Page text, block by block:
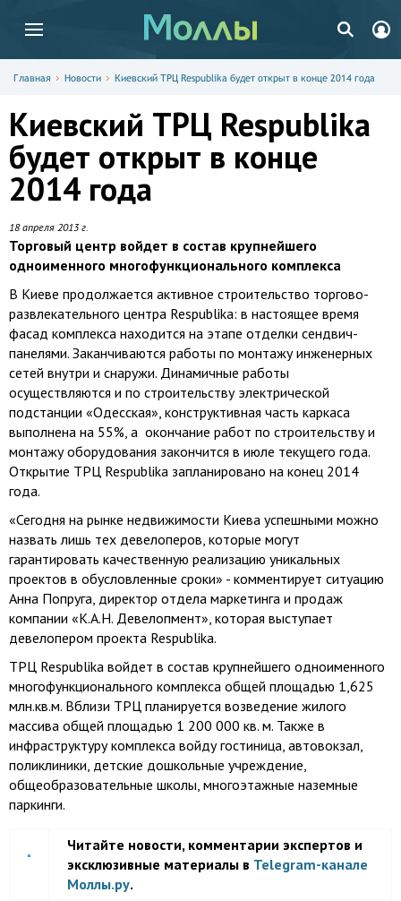
Главная Новости Киевский ТРЦ Respublika будет открыт в конце 2014 года
Киевский ТРЦ Respublika
будет открыт в конце
2014 года
18 апреля 2013 г.
Торговый центр войдет в состав крупнейшего
одноименного многофункционального комплекса
В Киеве продолжается активное строительство торгово-
развлекательного центра Respublika: в настоящее время
фасад комплекса находится на этапе отделки сендвич-
панелями. Заканчиваются работы по монтажу инженерных
сетей внутри и снаружи. Динамичные работы
осуществляются и по строительству электрической
подстанции «Одесская», конструктивная часть каркаса
выполнена на 55%, а окончание работ по строительству и
монтажу оборудования закончится в июле текущего года.
Открытие ТРЦ Respublika запланировано на конец 2014
года.
«Сегодня на рынке недвижимости Киева успешными можно
назвать лишь тех девелоперов, которые могут
гарантировать качественную реализацию уникальных
проектов в обусловленные сроки» - комментирует ситуацию
Анна Попруга, директор отдела маркетинга и продаж
компании «К.А.Н. Девелопмент», которая выступает
девелопером проекта Respublika.
ТРЦ Respublika войдет в состав крупнейшего одноименного
многофункционального комплекса общей площадью 1,625
млн.кв.м. Вблизи ТРЦ планируется возведение жилого
массива общей площадью 1 200 000 кв. м. Также в
инфраструктуру комплекса войду гостиница, автовокзал,
поликлиники, детские дошкольные учреждение,
общеобразовательные школы, многоэтажные наземные
паркинги.
Читайте новости, комментарии экспертов и
эксклюзивные материалы в Telegram-канале
Моллы.ру.